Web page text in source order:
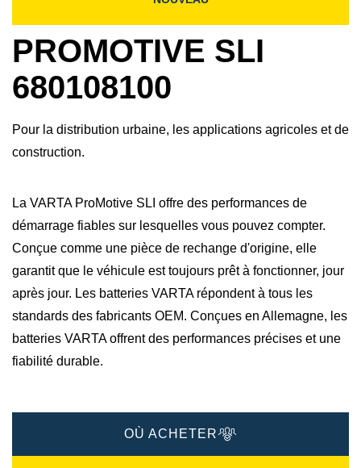
PROMOTIVE SLI
680108100
Pour la distribution urbaine, les applications agricoles et de
construction.
La VARTA ProMotive SLI offre des performances de
démarrage fiables sur lesquelles vous pouvez compter.
Conçue comme une pièce de rechange d'origine, elle
garantit que le véhicule est toujours prêt à fonctionner, jour
après jour. Les batteries VARTA répondent à tous les
standards des fabricants OEM. Conçues en Allemagne, les
batteries VARTA offrent des performances précises et une
fiabilité durable.
OÙ ACHETER